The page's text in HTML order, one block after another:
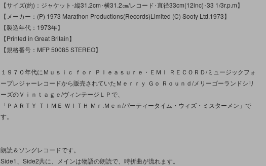
【サイズ(約)：ジャケット･縦31.2cm･横31.2㎝/レコード･直径33cm(12inc)･33 1/3r.p.m】
【メーカー：(P) 1973 Marathon Productions(Records)Limited (C) Sooty Ltd.1973】
【製造年代：1973年】
【Printed in Great Britain】
【規格番号：MFP 50085 STEREO】
１９７０年代にＭｕｓｉｃ ｆｏｒ Ｐｌｅａｓｕｒｅ・ＥＭＩ ＲＥＣＯＲＤ/ミュージックフォ
ープレジャーレコードから販売されていたＭｅｒｒｙ Ｇｏ Ｒｏｕｎｄ/メリーゴーランドシリ
ーズのＶｉｎｔａｇｅ/ヴィンテージＬＰで、
「ＰＡＲＴＹ ＴＩＭＥ ＷＩＴＨ Ｍｒ.Ｍｅｎ/パーティータイム・ウィズ・ミスターメン」で
す。
朗読＆ソングレコードです。
Side1、Side2共に、メインは物語の朗読で、時折曲が流れます。